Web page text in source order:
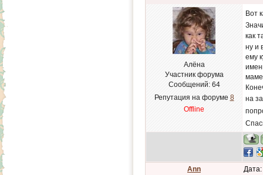
Алёна
Участник форума
Сообщений: 64
Репутация на форуме 8
Offline
Вот
как
ну и
ему
на
Ann